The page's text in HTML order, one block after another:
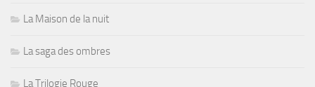
La Maison de la nuit
La saga des ombres
La Trilogie Rouge